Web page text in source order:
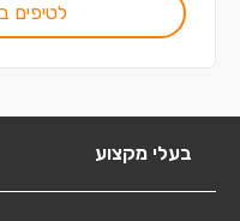
לטיפים
בעלי מקצוע